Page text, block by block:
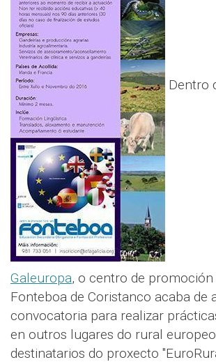
Dentro
Galeuropa, o centro de
Fonteboa de Coristanco acaba de
convocatoria para realizar
en outros lugares do rural
destinatarios do proxecto